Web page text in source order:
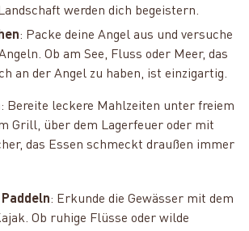
werden dich begeistern.
: Packe deine Angel aus und versuche
Ob am See, Fluss oder Meer, das
an der Angel zu haben, ist einzigartig.
: Bereite leckere Mahlzeiten unter freiem
Grill, über dem Lagerfeuer oder mit
das Essen schmeckt draußen immer
: Erkunde die Gewässer mit dem
Ob ruhige Flüsse oder wilde